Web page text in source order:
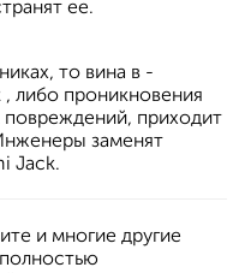
ее.
то вина в -
либо проникновения
повреждений, приходит
заменят
Jack.
и многие другие